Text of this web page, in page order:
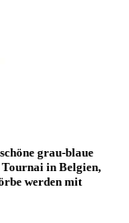
grau-blaue
in Belgien,
werden mit